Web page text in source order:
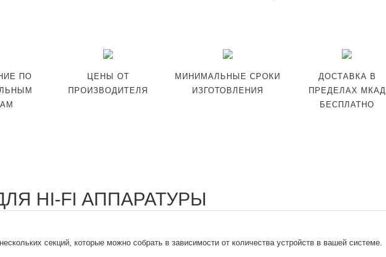
ПО
ЦЕНЫ ОТ
ПРОИЗВОДИТЕЛЯ
МИНИМАЛЬНЫЕ СРОКИ
ИЗГОТОВЛЕНИЯ
ДОСТАВКА В
ПРЕДЕЛАХ МКАД
БЕСПЛАТНО
HI-FI АППАРАТУРЫ
секций, которые можно собрать в зависимости от количества устройств в вашей системе.